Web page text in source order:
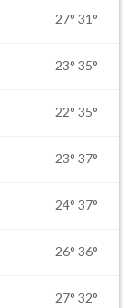
27° 31°
23° 35°
22° 35°
23° 37°
24° 37°
26° 36°
27° 32°